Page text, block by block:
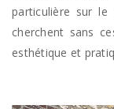
particulière sur le
cherchent sans
esthétique et